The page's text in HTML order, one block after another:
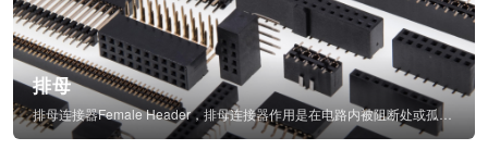
排母
排母连接器Female Header，排母连接器作用是在电路内被阻断处或孤立不通...